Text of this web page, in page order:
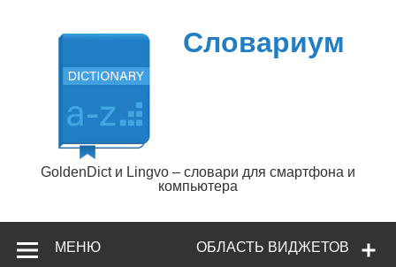
содержимому
Словариум
GoldenDict и Lingvo – словари для смартфона и
компьютера
ОБЛАСТЬ ВИДЖЕТОВ
МЕНЮ